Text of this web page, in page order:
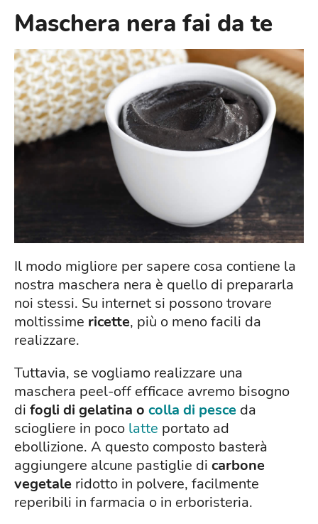
Maschera nera fai da te
Il modo migliore per sapere cosa contiene la
nostra maschera nera è quello di prepararla
noi stessi. Su internet si possono trovare
moltissime ricette, più o meno facili da
realizzare.
Tuttavia, se vogliamo realizzare una
maschera peel-off efficace avremo bisogno
di fogli di gelatina o colla di pesce da
sciogliere in poco latte portato ad
ebollizione. A questo composto basterà
aggiungere alcune pastiglie di carbone
vegetale ridotto in polvere, facilmente
reperibili in farmacia o in erboristeria.